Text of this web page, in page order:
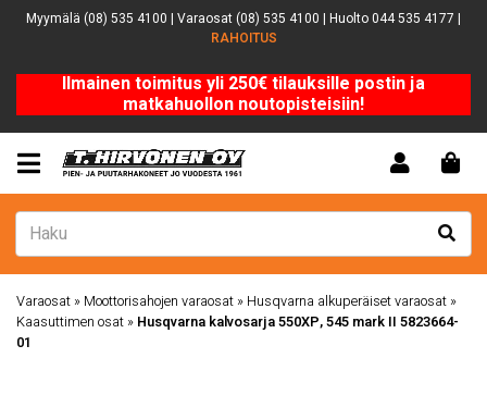
Myymälä (08) 535 4100 | Varaosat (08) 535 4100 | Huolto 044 535 4177 |
RAHOITUS
Ilmainen toimitus yli 250€ tilauksille postin ja
matkahuollon noutopisteisiin!
Varaosat » Moottorisahojen varaosat » Husqvarna alkuperäiset varaosat »
Kaasuttimen osat » Husqvarna kalvosarja 550XP, 545 mark II 5823664-
01